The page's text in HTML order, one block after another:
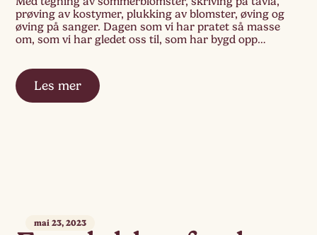
prøving av kostymer, plukking av blomster, øving og
øving på sanger. Dagen som vi har pratet så masse
om, som vi har gledet oss til, som har bygd opp
Les mer
mai 23, 2023